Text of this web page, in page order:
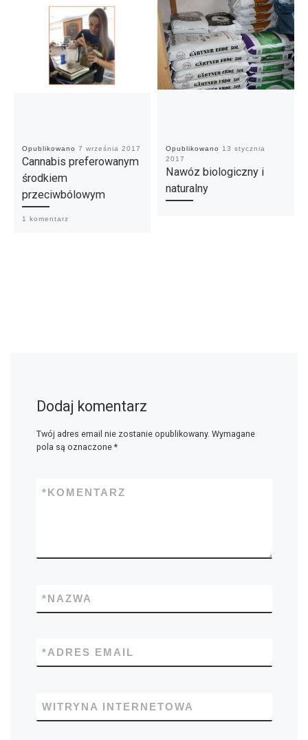
Opublikowano 7 września 2017
Cannabis preferowanym
środkiem
przeciwbólowym
1 komentarz
Opublikowano
13 stycznia
2017
Nawóz biologiczny i
naturalny
Dodaj komentarz
Twój adres email nie zostanie opublikowany. Wymagane
pola są oznaczone *
KOMENTARZ
*
NAZWA
*
ADRES EMAIL
*
WITRYNA INTERNETOWA